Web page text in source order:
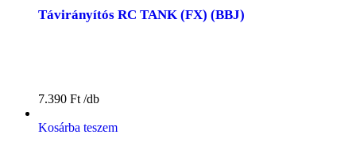
Távirányítós RC TANK (FX) (BBJ)
7.390 Ft
Kosárba teszem